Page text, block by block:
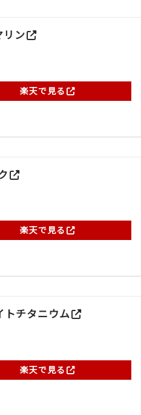
ン
楽天で見る
楽天で見る
チタニウム
楽天で見る